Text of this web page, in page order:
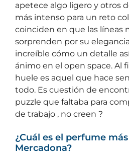
apetece algo ligero y otros
más intenso para un reto
coinciden en que las líneas
sorprenden por su
increíble cómo un detalle
ánimo en el open space. Al
huele es aquel que hace
todo. Es cuestión de
puzzle que faltaba para
de trabajo , no creen ?
¿Cuál es el perfume
Mercadona?